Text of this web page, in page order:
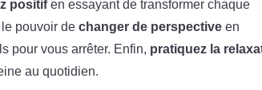
positifen essayant de transformer chaque
le pouvoir dechanger de perspective en
pour vous arrêter. Enfin, pratiquez la
au quotidien.